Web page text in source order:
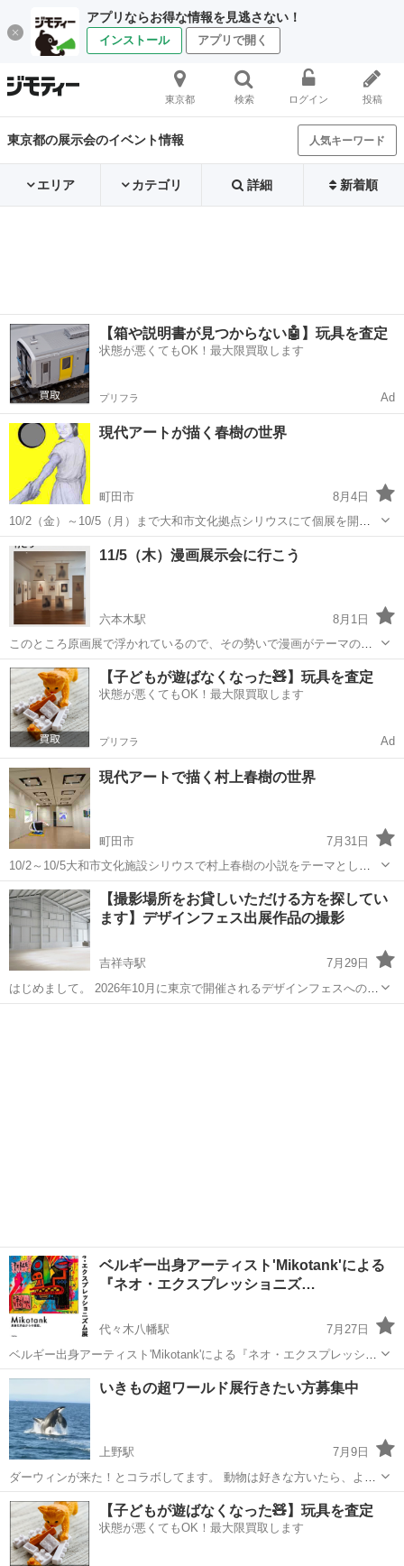
アプリならお得な情報を見逃さない！
インストール アプリで開く
東京都 検索 ログイン 投稿
東京都の展示会のイベント情報 人気キーワード
エリア カテゴリ 詳細 新着順
【箱や説明書が見つからない🤖】玩具を査定
状態が悪くてもOK！最大限買取します
プリフラ Ad
現代アートが描く春樹の世界
町田市
8月4日
10/2（金）～10/5（月）まで大和市文化拠点シリウスにて個展を開催
します。 村上春樹の小説を題材に、tosiが感じたイメージを描画と立
体造形で表現します。 絵を見るのが好きな方は勿論、小説好き特に村
上春樹のファンなら...
東京 町田市 展示会 個展
11/5（木）漫画展示会に行こう
六本木駅
8月1日
このところ原画展で浮かれているので、その勢いで漫画がテーマのお
誘いです 日程 11/5（木）午後２時頃集合 展示 少女漫画インフィニ
ティ 萩尾望都×山岸涼子×大和和紀 3人展 場所 国立新美術
館 （六本木）...
東京 港区 六本木駅 展示会 漫画
【子どもが遊ばなくなった🧸】玩具を査定
状態が悪くてもOK！最大限買取します
プリフラ Ad
現代アートで描く村上春樹の世界
町田市
7月31日
10/2～10/5大和市文化施設シリウスで村上春樹の小説をテーマとした
作品展を開催します。 「カンガルー日和」「スプートニクの恋人」
「ノルウェイの森」「1Q84」作品となりますが アートに興味がある方
は勿論、文学好き特に...
東京 町田市 展示会 作品展
【撮影場所をお貸しいただける方を探してい
ます】デザインフェス出展作品の撮影
吉祥寺駅
7月29日
はじめまして。 2026年10月に東京で開催されるデザインフェスへの出
展に向けて、新作家具の撮影を行うため、撮影場所をお貸しいただけ
ベルギー出身アーティスト'Mikotank'による
『ネオ・エクスプレッショニズ…
代々木八幡駅
7月27日
ベルギー出身アーティスト'Mikotank'による『ネオ・エクスプレッショ
ニズム展』を、渋谷区元代々木町のギャラリー8ランドにて開催しま
て複数展示。ひとつ...
東京 渋谷区 代々木八幡駅 展示会
いきもの超ワールド展行きたい方募集中
上野駅
7月9日
ダーウィンが来た！とコラボしてます。 動物は好きな方いたら、よか
ったら一緒に行きませんか？ 僕としては、7月中に行けたら良いなと
思ってます。 もし、時間に余裕があったら、アメ横、上野動物園を回
りたいなと思います。 詳細はチャ...
東京 台東区 上野駅 展示会 アメ横
【子どもが遊ばなくなった🧸】玩具を査定
状態が悪くてもOK！最大限買取します